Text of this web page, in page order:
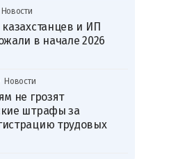
Новости
и ИП
в начале 2026
Новости
не грозят
штрафы за
трудовых